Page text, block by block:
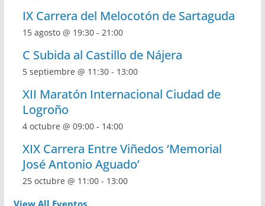
IX Carrera del Melocotón de Sartaguda
15 agosto @ 19:30- 21:00
C Subida al Castillo de Nájera
5 septiembre @ 11:30- 13:00
XII Maratón Internacional Ciudad de
Logroño
4 octubre @ 09:00- 14:00
XIX Carrera Entre Viñedos ‘Memorial
José Antonio Aguado’
25 octubre @ 11:00- 13:00
View All Eventos